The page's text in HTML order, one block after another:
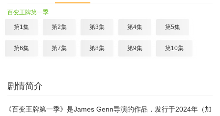
百变王牌第一季
第1集 第2集 第3集 第4集 第5集
第6集 第7集 第8集 第9集 第10集
剧情简介
《百变王牌第一季》是James Genn导演的作品，发行于2024年（加